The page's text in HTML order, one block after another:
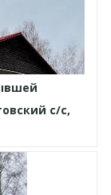
с/с,